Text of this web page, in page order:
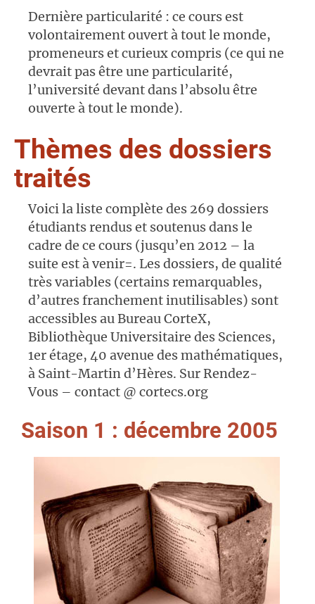
Dernière particularité : ce cours est
volontairement ouvert à tout le monde,
promeneurs et curieux compris (ce qui ne
devrait pas être une particularité,
l’université devant dans l’absolu être
ouverte à tout le monde).
Thèmes des dossiers
traités
Voici la liste complète des 269 dossiers
étudiants rendus et soutenus dans le
cadre de ce cours (jusqu’en 2012 – la
suite est à venir=. Les dossiers, de qualité
très variables (certains remarquables,
d’autres franchement inutilisables) sont
accessibles au Bureau CorteX,
Bibliothèque Universitaire des Sciences,
1er étage, 40 avenue des mathématiques,
à Saint-Martin d’Hères. Sur Rendez-
Vous – contact @ cortecs.org
Saison 1 : décembre 2005